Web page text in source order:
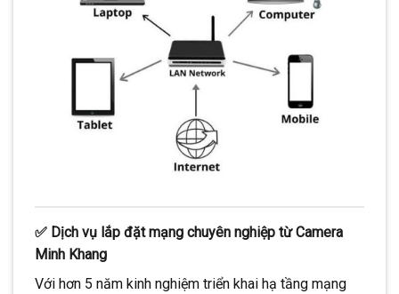
✅ Dịch vụ lắp đặt mạng chuyên nghiệp từ Camera
Minh Khang
Với hơn 5 năm kinh nghiệm triển khai hạ tầng mạng